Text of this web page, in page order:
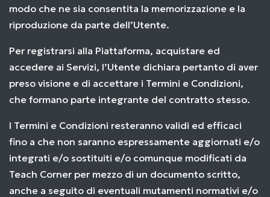
modo che ne sia consentita la memorizzazione e la
riproduzione da parte dell’Utente.
Per registrarsi alla Piattaforma, acquistare ed
accedere ai Servizi, l’Utente dichiara pertanto di aver
preso visione e di accettare i Termini e Condizioni,
che formano parte integrante del contratto stesso.
I Termini e Condizioni resteranno validi ed efficaci
fino a che non saranno espressamente aggiornati e/o
integrati e/o sostituiti e/o comunque modificati da
Teach Corner per mezzo di un documento scritto,
anche a seguito di eventuali mutamenti normativi e/o